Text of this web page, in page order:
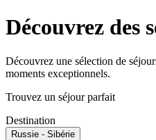
Découvrez des
Découvrez une sélection de
moments exceptionnels.
Trouvez un séjour parfait
Destination
Russie - Sibérie